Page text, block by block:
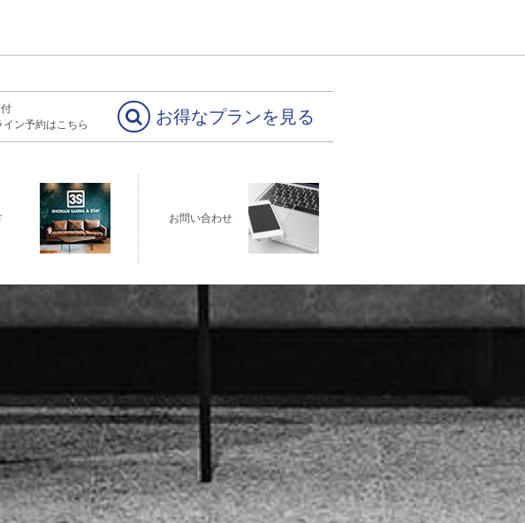
イン予約はこちら
お得なプランを見る
お問い合わせ